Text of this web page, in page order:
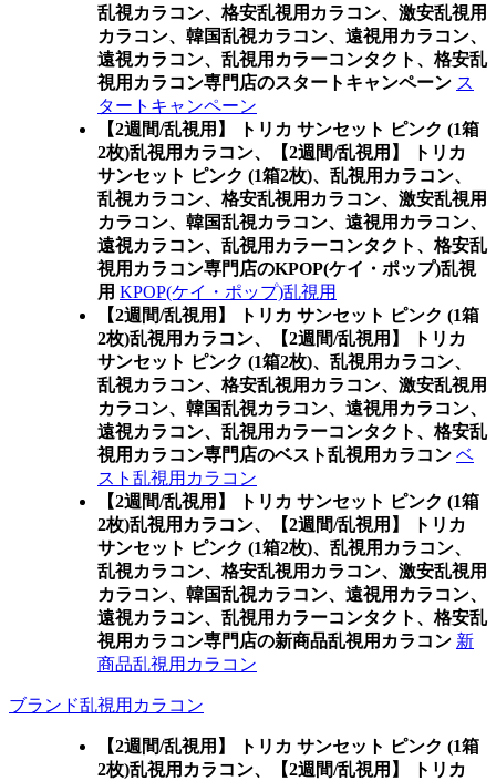
乱視カラコン、格安乱視用カラコン、激安乱視用
カラコン、韓国乱視カラコン、遠視用カラコン、
遠視カラコン、乱視用カラーコンタクト、格安乱
視用カラコン専門店のスタートキャンペーン ス
タートキャンペーン
【2週間/乱視用】 トリカ サンセット ピンク (1箱
2枚)乱視用カラコン、
【2週間/乱視用】 トリカ
サンセット ピンク (1箱2枚)、乱視用カラコン、
乱視カラコン、格安乱視用カラコン、激安乱視用
カラコン、韓国乱視カラコン、遠視用カラコン、
遠視カラコン、乱視用カラーコンタクト、格安乱
視用カラコン専門店のKPOP(ケイ・ポップ)乱視
用 KPOP(ケイ・ポップ)乱視用
【2週間/乱視用】 トリカ サンセット ピンク (1箱
2枚)乱視用カラコン、
【2週間/乱視用】 トリカ
サンセット ピンク (1箱2枚)、乱視用カラコン、
乱視カラコン、格安乱視用カラコン、激安乱視用
カラコン、韓国乱視カラコン、遠視用カラコン、
遠視カラコン、乱視用カラーコンタクト、格安乱
視用カラコン専門店のベスト乱視用カラコン ベ
スト乱視用カラコン
【2週間/乱視用】 トリカ サンセット ピンク (1箱
2枚)乱視用カラコン、
【2週間/乱視用】 トリカ
サンセット ピンク (1箱2枚)、乱視用カラコン、
乱視カラコン、格安乱視用カラコン、激安乱視用
カラコン、韓国乱視カラコン、遠視用カラコン、
遠視カラコン、乱視用カラーコンタクト、格安乱
視用カラコン専門店の新商品乱視用カラコン 新
商品乱視用カラコン
ブランド乱視用カラコン
【2週間/乱視用】 トリカ サンセット ピンク (1箱
2枚)乱視用カラコン、
【2週間/乱視用】 トリカ